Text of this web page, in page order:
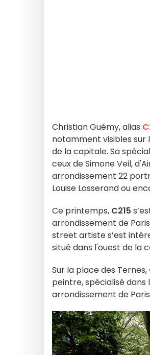
Christian Guémy, alias
notamment visibles sur
de la capitale. Sa
ceux de Simone Veil,
arrondissement 22
Louise Losserand ou
Ce printemps, C215
arrondissement de
street artiste s’est
situé dans l'ouest de la
Sur la place des Ternes,
peintre, spécialisé dans
arrondissement de